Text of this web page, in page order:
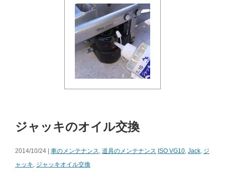
ジャッキのオイル交換
2014/10/24 | 車のメンテナンス, 道具のメンテナンス ISO VG10, Jack, ジ
ャッキ, ジャッキオイル交換